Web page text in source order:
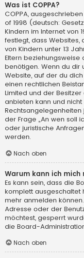
Was ist COPPA?
COPPA,
of 1998 (deutsch:
Kindern im Internet von
festlegt, dass
von Kindern unter 13
Eltern
benötigen. Wenn du dir
Website, auf der du
einen rechtlichen
Limited und der
anbieten kann und
der Frage „An wen soll
oder juristische
werden.
Nach oben
Warum kann ich mich
Es kann sein, dass die
komplett ausgeschaltet
mehr anmelden
Adresse oder der
möchtest, gesperrt
die Board-
Nach oben